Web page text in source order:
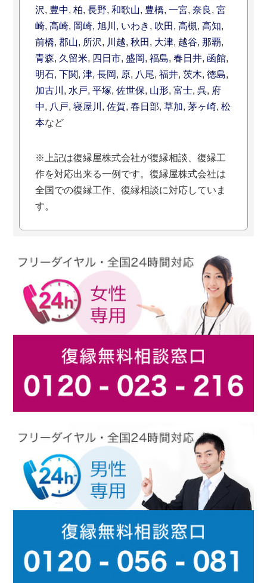
沢, 豊中, 柏, 長野, 和歌山, 豊橋, 一宮, 奈良 , 宮
崎, 高崎, 岡崎, 旭川 , いわき , 吹田 , 高槻, 高知,
前橋, 郡山, 所沢, 川越, 秋田 , 大津, 越谷, 那覇,
青森, 久留米, 四日市, 盛岡, 福島, 春日井, 函館,
明石, 下関, 津, 長岡, 原, 八尾, 福井, 茨木, 徳島,
加古川 , 水戸, 平塚, 佐世保, 山形, 富士, 呉, 府
中, 八戸, 寝屋川 , 佐賀, 春日部, 草加, 茅ヶ崎, 松
本など
※上記は復縁屋株式会社が復縁相談、復縁工
作を対応出来る一例です。復縁屋株式会社は
全国での復縁工作、復縁相談に対応していま
す。